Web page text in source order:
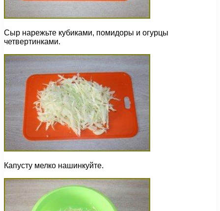
Сыр нарежьте кубиками, помидоры и огурцы
четвертинками.
Капусту мелко нашинкуйте.